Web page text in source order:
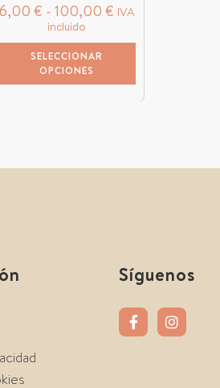
€ - 100,00 € IVA
incluido
SELECCIONAR
OPCIONES
Síguenos